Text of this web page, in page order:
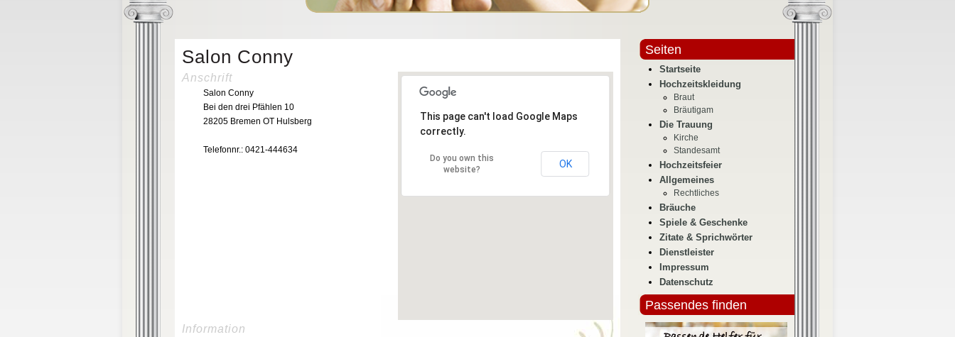
Salon Conny
This page can't load Google Maps
correctly.
Do you own this
website?
OK
Anschrift
Salon Conny
Bei den drei Pfählen 10
28205 Bremen OT Hulsberg
Telefonnr.: 0421-444634
Information
Seiten
Startseite
Hochzeitskleidung
Braut
Bräutigam
Die Trauung
Kirche
Standesamt
Hochzeitsfeier
Allgemeines
Rechtliches
Bräuche
Spiele & Geschenke
Zitate & Sprichwörter
Dienstleister
Impressum
Datenschutz
Passendes finden